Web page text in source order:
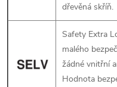
v
p
dřevěná skříň.
Safety Extra
malého
žádné vnitřní
Hodnota